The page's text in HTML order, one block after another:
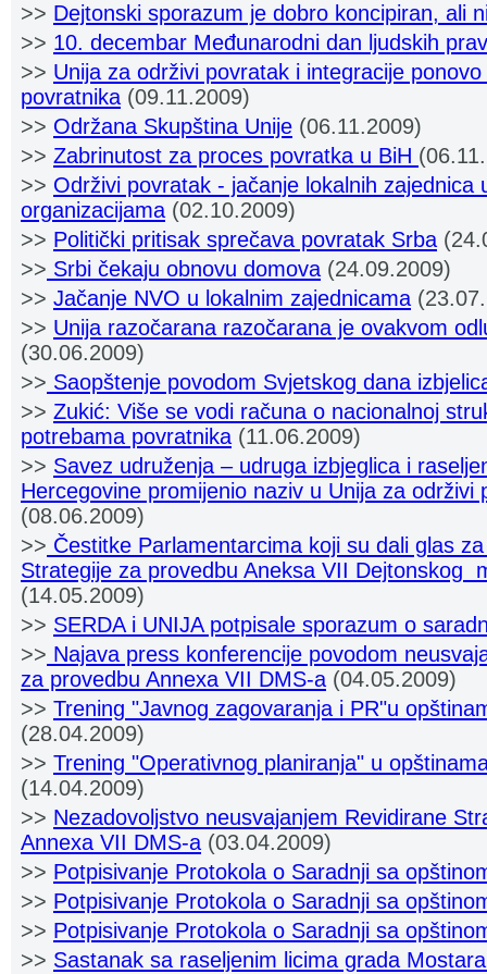
>> Dejtonski sporazum je dobro koncipiran, ali
>> 10. decembar Međunarodni dan ljudskih
>> Unija za održivi povratak i integracije
povratnika (09.11.2009)
>> Održana Skupština Unije (06.11.2009)
>> Zabrinutost za proces povratka u BiH
>> Održivi povratak - jačanje lokalnih zajednica
organizacijama (02.10.2009)
>> Politički pritisak sprečava povratak Srba
>> Srbi čekaju obnovu domova (24.09.2009)
>> Jačanje NVO u lokalnim zajednicama
>> Unija razočarana razočarana je ovakvom
(30.06.2009)
>> Saopštenje povodom Svjetskog dana
>> Zukić: Više se vodi računa o nacionalnoj
potrebama povratnika (11.06.2009)
>> Savez udruženja – udruga izbjeglica i
Hercegovine promijenio naziv u Unija za održivi
(08.06.2009)
>> Čestitke Parlamentarcima koji su dali glas
Strategije za provedbu Aneksa VII Dejtonskog
(14.05.2009)
>> SERDA i UNIJA potpisale sporazum o
>> Najava press konferencije povodom
za provedbu Annexa VII DMS-a (04.05.2009)
>> Trening "Javnog zagovaranja i PR"u
(28.04.2009)
>> Trening "Operativnog planiranja" u
(14.04.2009)
>> Nezadovoljstvo neusvajanjem Revidirane
Annexa VII DMS-a (03.04.2009)
>> Potpisivanje Protokola o Saradnji sa
>> Potpisivanje Protokola o Saradnji sa
>> Potpisivanje Protokola o Saradnji sa
>> Sastanak sa raseljenim licima grada